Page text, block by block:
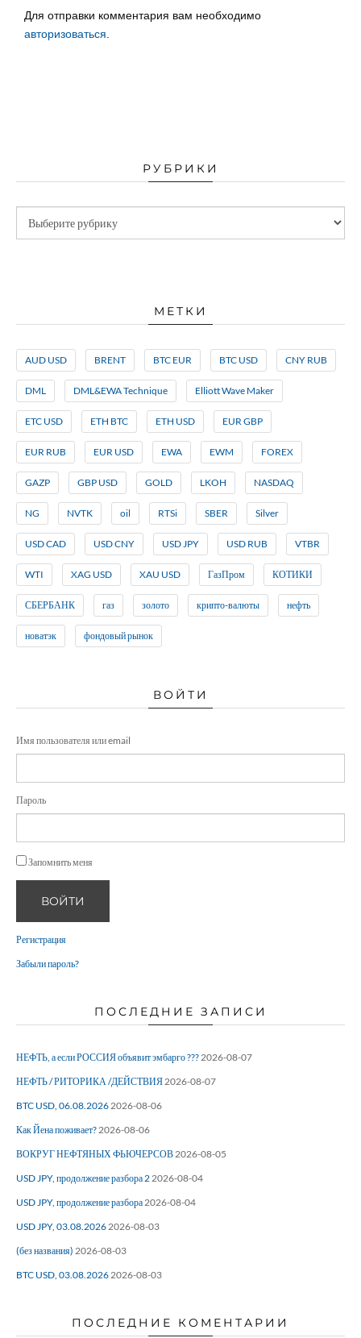
Для отправки комментария вам необходимо
авторизоваться
РУБРИКИ
МЕТКИ
AUD USD BRENT BTC EUR BTC USD CNY RUB
DML DML&EWA Technique Elliott Wave Maker
ETC USD ETH BTC ETH USD EUR GBP
EUR RUB EUR USD EWA EWM FOREX
GAZP GBP USD GOLD LKOH NASDAQ
NG NVTK oil RTSi SBER Silver
USD CAD USD CNY USD JPY USD RUB VTBR
WTI XAG USD XAU USD ГазПром КОТИКИ
СБЕРБАНК газ золото крипто-валюты нефть
новатэк фондовый рынок
ВОЙТИ
Имя пользователя или email
Пароль
Запомнить меня
ВОЙТИ
Регистрация
Забыли пароль?
ПОСЛЕДНИЕ ЗАПИСИ
НЕФТЬ, а если РОССИЯ объявит эмбарго ??? 2026-08-07
НЕФТЬ / РИТОРИКА /ДЕЙСТВИЯ 2026-08-07
BTC USD, 06.08.2026 2026-08-06
Как Йена поживает? 2026-08-06
ВОКРУГ НЕФТЯНЫХ ФЬЮЧЕРСОВ 2026-08-05
USD JPY, продолжение разбора 2 2026-08-04
USD JPY, продолжение разбора 2026-08-04
USD JPY, 03.08.2026 2026-08-03
(без названия) 2026-08-03
BTC USD, 03.08.2026 2026-08-03
ПОСЛЕДНИЕ КОМЕНТАРИИ